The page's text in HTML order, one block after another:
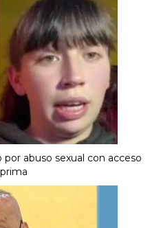
abuso sexual con acceso